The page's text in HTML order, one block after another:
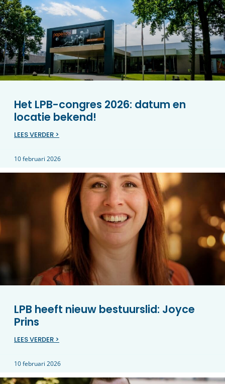
Het LPB-congres 2026: datum en
locatie bekend!
LEES VERDER >
10 februari 2026
LPB heeft nieuw bestuurslid: Joyce
Prins
LEES VERDER >
10 februari 2026